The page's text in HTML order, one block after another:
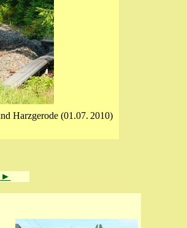
Harzgerode (01.07. 2010)